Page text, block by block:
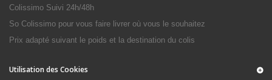
Colissimo Suivi 24h/48h
So Colissimo pour vous faire livrer où vous le souhaitez
Prix adapté suivant le poids et la destination du colis
Utilisation des Cookies